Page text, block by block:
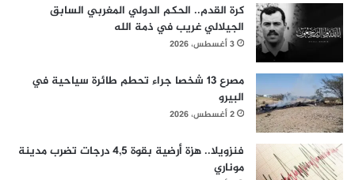
كرة القدم.. الحكم الدولي المغربي السابق
الجيلالي غريب في ذمة الله
3 أغسطس، 2026
مصرع 13 شخصا جراء تحطم طائرة سياحية في
البيرو
2 أغسطس، 2026
فنزويلا.. هزة أرضية بقوة 4,5 درجات تضرب مدينة
موناري